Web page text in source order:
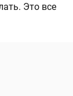
Это все